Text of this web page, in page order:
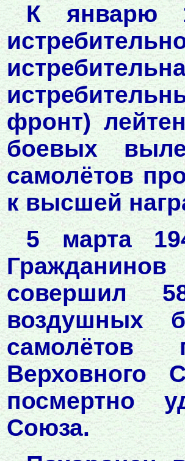
К январю
фронт)
боевых
самолётов
к высшей
5 марта
совершил
воздушных
самолётов
посмертно
Союза.